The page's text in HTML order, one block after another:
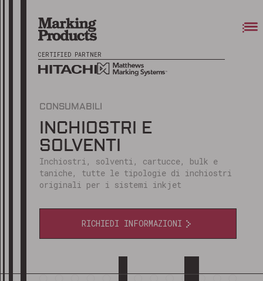
CERTIFIED PARTNER
CONSUMABILI
INCHIOSTRI E
SOLVENTI
Inchiostri, solventi, cartucce, bulk e
taniche, tutte le tipologie di inchiostri
originali per i sistemi inkjet
RICHIEDI INFORMAZIONI